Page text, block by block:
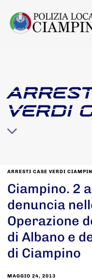
VERDI
ARRESTI CASE VERDI
Ciampino. 2
denuncia
Operazione
di Albano e
di Ciampino
MAGGIO 24, 2013